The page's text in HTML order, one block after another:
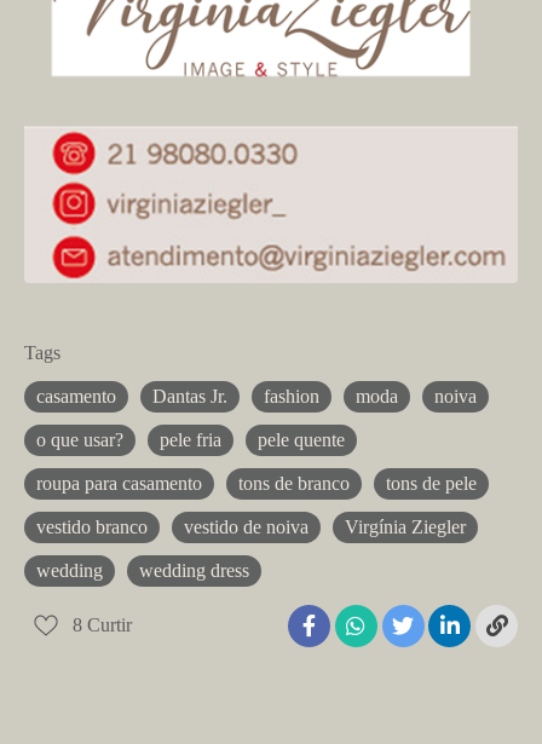
Tags
casamento Dantas Jr. fashion moda noiva
o que usar? pele fria pele quente
roupa para casamento tons de branco tons de pele
vestido branco vestido de noiva Virgínia Ziegler
wedding wedding dress
8 Curtir